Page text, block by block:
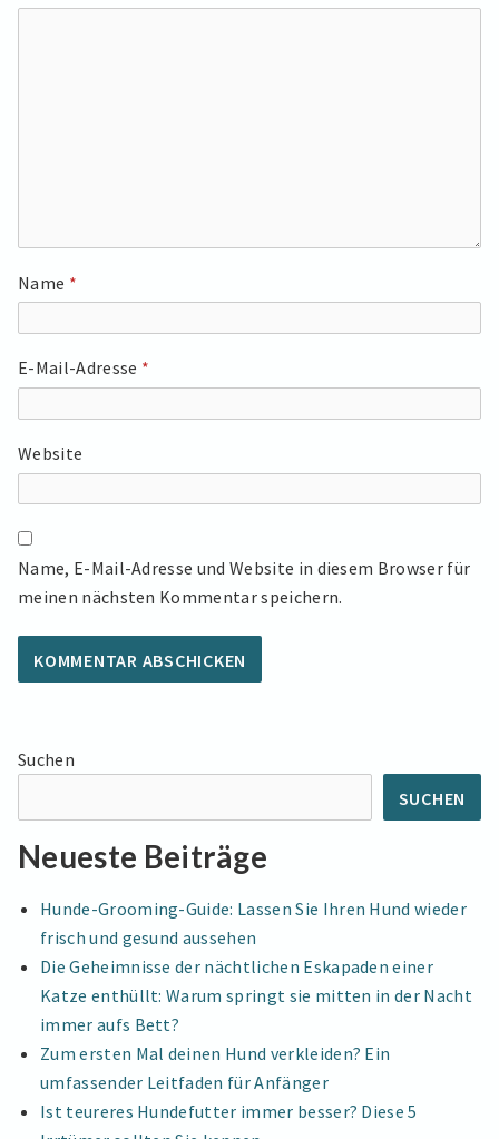
Name *
E-Mail-Adresse *
Website
Name, E-Mail-Adresse und Website in diesem Browser für
meinen nächsten Kommentar speichern.
Suchen
SUCHEN
Neueste Beiträge
Hunde-Grooming-Guide: Lassen Sie Ihren Hund wieder
frisch und gesund aussehen
Die Geheimnisse der nächtlichen Eskapaden einer
Katze enthüllt: Warum springt sie mitten in der Nacht
immer aufs Bett?
Zum ersten Mal deinen Hund verkleiden? Ein
umfassender Leitfaden für Anfänger
Ist teureres Hundefutter immer besser? Diese 5